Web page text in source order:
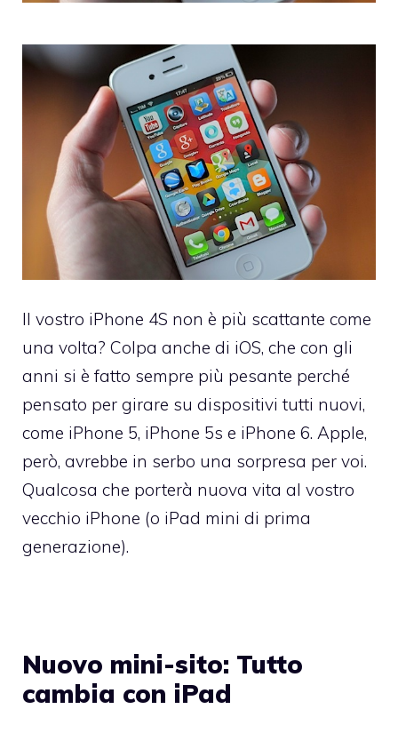
Il vostro iPhone 4S non è più scattante come
una volta? Colpa anche di iOS, che con gli
anni si è fatto sempre più pesante perché
pensato per girare su dispositivi tutti nuovi,
come iPhone 5, iPhone 5s e iPhone 6. Apple,
però, avrebbe in serbo una sorpresa per voi.
Qualcosa che porterà nuova vita al vostro
vecchio iPhone (o iPad mini di prima
generazione).
Nuovo mini-sito: Tutto
cambia con iPad